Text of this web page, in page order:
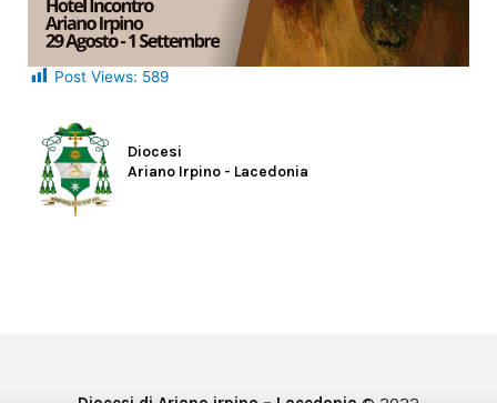
Post Views: 589
Diocesi
Ariano Irpino - Lacedonia